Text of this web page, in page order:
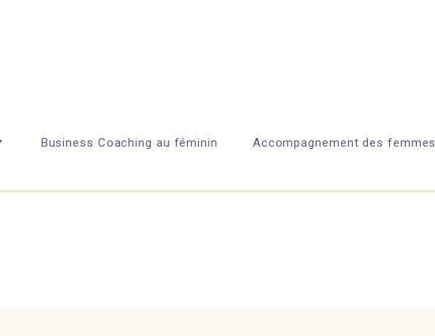
Business Coaching au féminin Accompagnement des femmes